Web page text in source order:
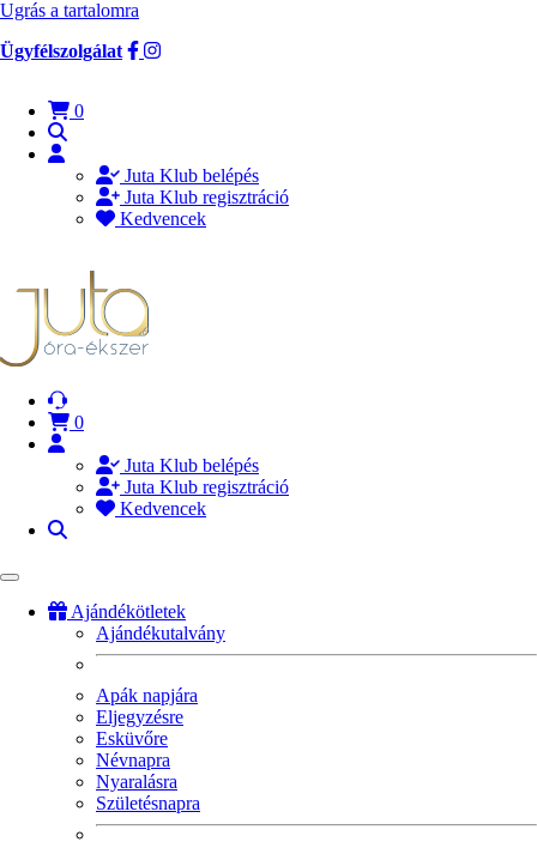
Ugrás a tartalomra
Ügyfélszolgálat
0
Juta Klub belépés
Juta Klub regisztráció
Kedvencek
0
Juta Klub belépés
Juta Klub regisztráció
Kedvencek
Ajándékötletek
Ajándékutalvány
Apák napjára
Eljegyzésre
Esküvőre
Névnapra
Nyaralásra
Születésnapra